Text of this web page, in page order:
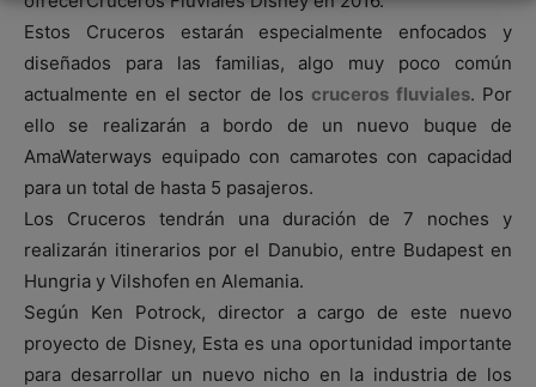
Estos Cruceros estarán especialmente enfocados y
diseñados para las familias, algo muy poco común
actualmente en el sector de los cruceros fluviales. Por
ello se realizarán a bordo de un nuevo buque de
AmaWaterways equipado con camarotes con capacidad
para un total de hasta 5 pasajeros.
Los Cruceros tendrán una duración de 7 noches y
realizarán itinerarios por el Danubio, entre Budapest en
Hungria y Vilshofen en Alemania.
Según Ken Potrock, director a cargo de este nuevo
proyecto de Disney, Esta es una oportunidad importante
para desarrollar un nuevo nicho en la industria de los